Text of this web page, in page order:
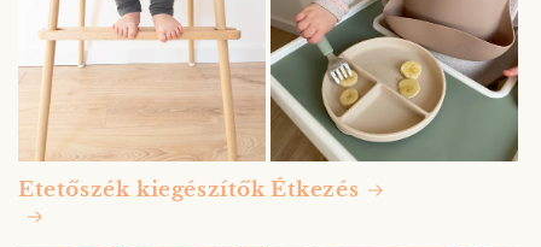
Etetőszék kiegészítők Étkezés